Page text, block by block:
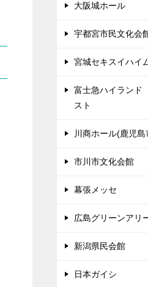
大阪城ホール
宇都宮市民文化会
宮城セキスイハイ
富士急ハイラン
スト
川商ホール(鹿児
市川市文化会館
幕張メッセ
広島グリーンアリ
新潟県民会館
日本ガイシ